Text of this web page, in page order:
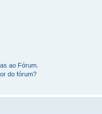
ao Fórum.
do fórum?